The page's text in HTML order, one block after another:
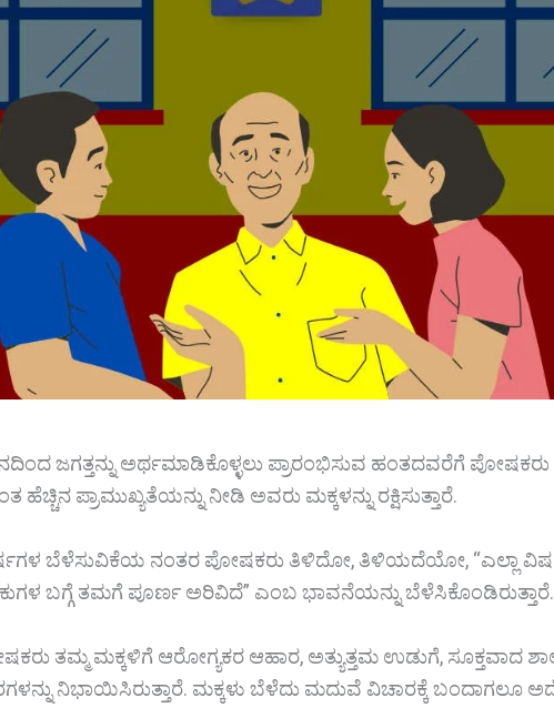
ಜಗತ್ತನ್ನು ಅರ್ಥಮಾಡಿಕೊಳ್ಳಲು ಪ್ರಾರಂಭಿಸುವ ಹಂತದವರೆಗೆ ಪೋಷಕರು
ಹೆಚ್ಚಿನ ಪ್ರಾಮುಖ್ಯತೆಯನ್ನು ನೀಡಿ ಅವರು ಮಕ್ಕಳನ್ನು ರಕ್ಷಿಸುತ್ತಾರೆ.
ಬೆಳೆಸುವಿಕೆಯ ನಂತರ ಪೋಷಕರು ತಿಳಿದೋ, ತಿಳಿಯದೆಯೋ, “ಎಲ್ಲಾ
ಬಗ್ಗೆ ತಮಗೆ ಪೂರ್ಣ ಅರಿವಿದೆ” ಎಂಬ ಭಾವನೆಯನ್ನು ಬೆಳೆಸಿಕೊಂಡಿರುತ್ತಾರೆ.
ತಮ್ಮ ಮಕ್ಕಳಿಗೆ ಆರೋಗ್ಯಕರ ಆಹಾರ, ಅತ್ಯುತ್ತಮ ಉಡುಗೆ, ಸೂಕ್ತವಾದ
ನಿಭಾಯಿಸಿರುತ್ತಾರೆ. ಮಕ್ಕಳು ಬೆಳೆದು ಮದುವೆ ವಿಚಾರಕ್ಕೆ ಬಂದಾಗಲೂ